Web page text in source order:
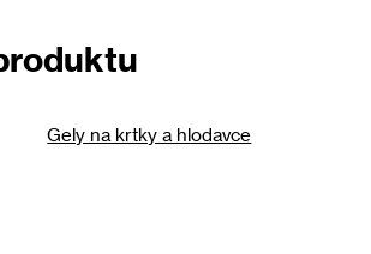
Gely na krtky a hlodavce